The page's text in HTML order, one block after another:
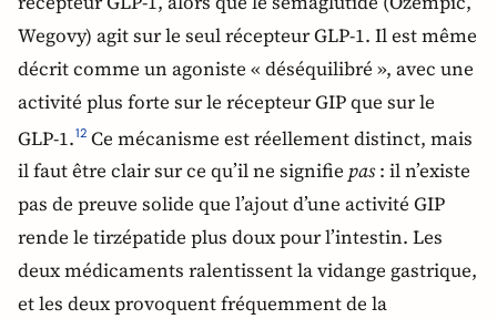
Wegovy) agit sur le seul récepteur GLP-1. Il est même
décrit comme un agoniste « déséquilibré », avec une
activité plus forte sur le récepteur GIP que sur le
GLP-1.12 Ce mécanisme est réellement distinct, mais
il faut être clair sur ce qu’il ne signifie pas: il n’existe
pas de preuve solide que l’ajout d’une activité GIP
rende le tirzépatide plus doux pour l’intestin. Les
deux médicaments ralentissent la vidange gastrique,
et les deux provoquent fréquemment de la